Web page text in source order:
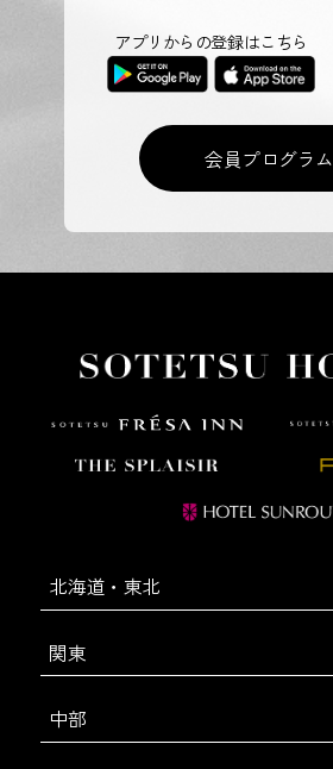
会員プログラム
アプリからの登録はこちら
北海道・東北
関東
中部